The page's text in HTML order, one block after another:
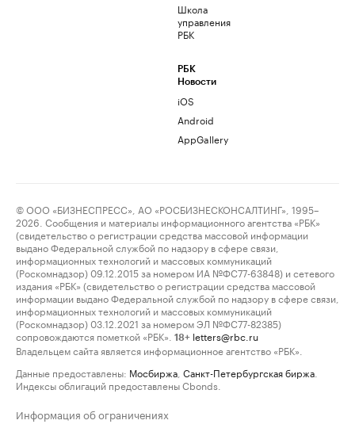
Школа
управления
РБК
РБК
Новости
iOS
Android
AppGallery
© ООО «БИЗНЕСПРЕСС», АО «РОСБИЗНЕСКОНСАЛТИНГ», 1995–
2026. Сообщения и материалы информационного агентства «РБК»
(свидетельство о регистрации средства массовой информации
выдано Федеральной службой по надзору в сфере связи,
информационных технологий и массовых коммуникаций
(Роскомнадзор) 09.12.2015 за номером ИА №ФС77-63848) и сетевого
издания «РБК» (свидетельство о регистрации средства массовой
информации выдано Федеральной службой по надзору в сфере связи,
информационных технологий и массовых коммуникаций
(Роскомнадзор) 03.12.2021 за номером ЭЛ №ФС77-82385)
сопровождаются пометкой «РБК».
18+ letters@rbc.ru
Владельцем сайта является информационное агентство «РБК».
Данные предоставлены: Мосбиржа Санкт-Петербургская биржа
Индексы облигаций предоставлены Cbonds.
Информация об ограничениях